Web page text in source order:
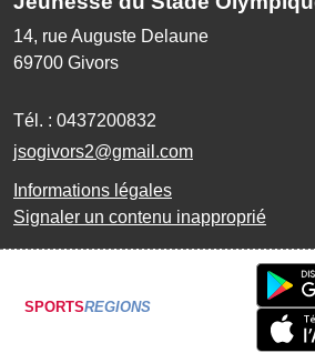
14, rue Auguste Delaune
69700 Givors
Tél. : 0437200832
jsogivors2@gmail.com
Informations légales
Signaler un contenu inapproprié
SPORTSREGIONS